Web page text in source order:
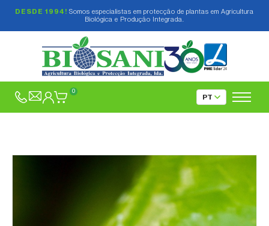
DESDE 1994! Somos especialistas em protecção de plantas em Agricultura
Biológica e Produção Integrada.
0